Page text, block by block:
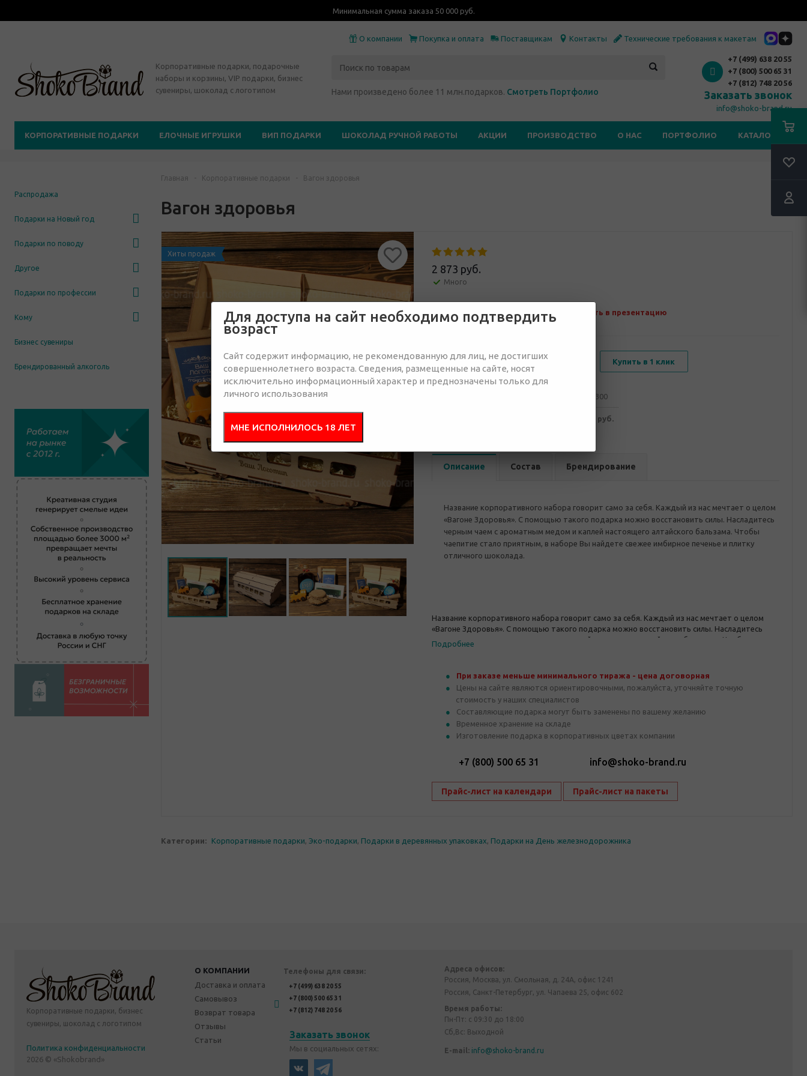
Минимальная сумма заказа 50 000 руб.
О компании Покупка и оплата Поставщикам Контакты Технические требования к макетам
Корпоративные подарки, подарочные
наборы и корзины, VIP подарки, бизнес
сувениры, шоколад с логотипом
Нами произведено более 11 млн.подарков. Смотреть Портфолио
+7 (499) 638 20 55
+7 (800) 500 65 31
+7 (812) 748 20 56
Заказать звонок
info@shoko-brand.ru
КОРПОРАТИВНЫЕ ПОДАРКИ ЕЛОЧНЫЕ ИГРУШКИ ВИП ПОДАРКИ ШОКОЛАД РУЧНОЙ РАБОТЫ АКЦИИ ПРОИЗВОДСТВО О НАС ПОРТФОЛИО КАТАЛОГИ
Распродажа
Подарки на Новый год
Подарки по поводу
Другое
Подарки по профессии
Кому
Бизнес сувениры
Брендированный алкоголь
Главная - Корпоративные подарки - Вагон здоровья
Вагон здоровья
Хиты продаж
2 873 руб.
Много
Отправить запрос Добавить в презентацию
В корзину Купить в 1 клик
от 300
2 873 руб.
Описание Состав Брендирование
Название корпоративного набора говорит само за себя. Каждый из нас мечтает о целом
«Вагоне Здоровья». С помощью такого подарка можно восстановить силы. Насладитесь
черным чаем с ароматным медом и каплей настоящего алтайского бальзама. Чтобы
чаепитие стало приятным, в наборе Вы найдете свежее имбирное печенье и плитку
отличного шоколада.
Название корпоративного набора говорит само за себя. Каждый из нас мечтает о целом
«Вагоне Здоровья». С помощью такого подарка можно восстановить силы. Насладитесь
черным чаем с ароматным медом и каплей настоящего алтайского бальзама. Чтобы
чаепитие стало приятным, в наборе Вы найдете свежее имбирное печенье и плитку
Подробнее
При заказе меньше минимального тиража - цена договорная
Цены на сайте являются ориентировочными, пожалуйста, уточняйте точную
стоимость у наших специалистов
Составляющие подарка могут быть заменены по вашему желанию
Временное хранение на складе
Изготовление подарка в корпоративных цветах компании
+7 (800) 500 65 31 info@shoko-brand.ru
Прайс-лист на календари Прайс-лист на пакеты
Категории: Корпоративные подарки, Эко-подарки, Подарки в деревянных упаковках, Подарки на День железнодорожника
Корпоративные подарки, бизнес
сувениры, шоколад с логотипом
Политика конфиденциальности
2026 © «Shokobrand»
О КОМПАНИИ
Доставка и оплата
Самовывоз
Возврат товара
Отзывы
Статьи
Телефоны для связи:
+7 (499) 638 20 55
+7 (800) 500 65 31
+7 (812) 748 20 56
Заказать звонок
Мы в социальных сетях:
Адреса офисов:
Россия, Москва, ул. Смольная, д. 24А, офис 1241
Россия, Санкт-Петербург, ул. Чапаева 25, офис 602
Время работы:
Пн-Пт: с 09:30 до 18:00
Сб,Вс: Выходной
E-mail: info@shoko-brand.ru
Для доступа на сайт необходимо подтвердить
возраст
Сайт содержит информацию, не рекомендованную для лиц, не достигших
совершеннолетнего возраста. Сведения, размещенные на сайте, носят
исключительно информационный характер и преднозначены только для
личного использования
МНЕ ИСПОЛНИЛОСЬ 18 ЛЕТ